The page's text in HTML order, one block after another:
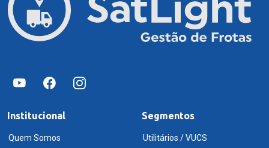
Institucional
Quem Somos
Segmentos
Utilitários / VUCS